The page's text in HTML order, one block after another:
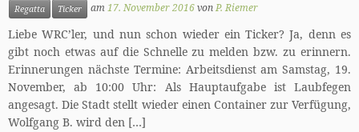
Regatta
Ticker am17. November 2016vonP. Riemer
Liebe WRC’ler, und nun schon wieder ein Ticker? Ja, denn es
gibt noch etwas auf die Schnelle zu melden bzw. zu erinnern.
Erinnerungen nächste Termine: Arbeitsdienst am Samstag, 19.
November, ab 10:00 Uhr: Als Hauptaufgabe ist Laubfegen
angesagt. Die Stadt stellt wieder einen Container zur Verfügung,
Wolfgang B. wird den […]